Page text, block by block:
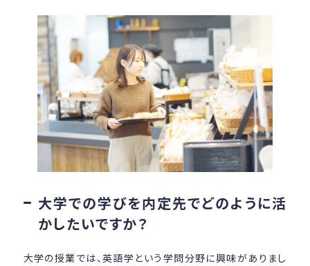
大学での学びを内定先でどのように活
かしたいですか？
大学の授業では、英語学という学問分野に興味がありまし